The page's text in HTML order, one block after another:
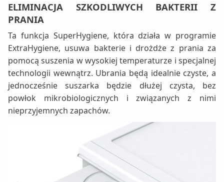
ELIMINACJA SZKODLIWYCH BAKTERII Z
PRANIA
Ta funkcja SuperHygiene, która działa w programie
ExtraHygiene, usuwa bakterie i drożdże z prania za
pomocą suszenia w wysokiej temperaturze i specjalnej
technologii wewnątrz. Ubrania będą idealnie czyste, a
jednocześnie suszarka będzie dłużej czysta, bez
powłok mikrobiologicznych i związanych z nimi
nieprzyjemnych zapachów.